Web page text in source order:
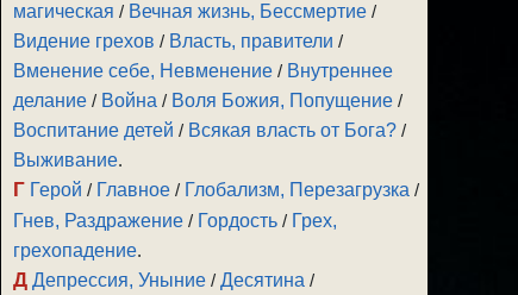
магическая / Вечная жизнь, Бессмертие /
Видение грехов / Власть, правители /
Вменение себе, Невменение / Внутреннее
делание / Война / Воля Божия, Попущение /
Воспитание детей / Всякая власть от Бога? /
Выживание.
Г Герой / Главное / Глобализм, Перезагрузка /
Гнев, Раздражение / Гордость / Грех,
грехопадение.
Д Депрессия, Уныние /Десятина /